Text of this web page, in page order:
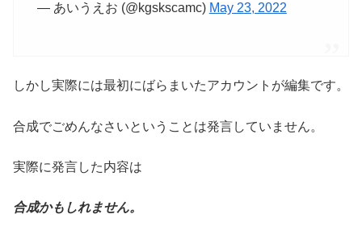
— あいうえお (@kgskscamc) May 23, 2022
しかし実際には最初にばらまいたアカウントが編集です。
合成でごめんなさいということは発言していません。
実際に発言した内容は
合成かもしれません。